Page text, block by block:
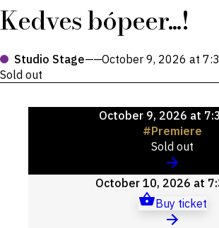
Kedves bópeer...!
Studio Stage——October 9, 2026 at
Sold out
Upcoming
October 9, 2026 at
#Premiere
Sold out
October 10, 2026 at
Buy ticket